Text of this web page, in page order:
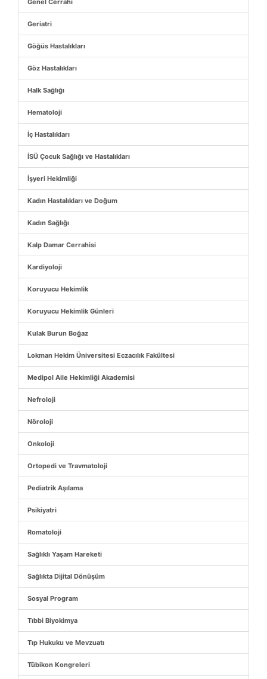
Genel Cerrahi
Geriatri
Göğüs Hastalıkları
Göz Hastalıkları
Halk Sağlığı
Hematoloji
İç Hastalıkları
İSÜ Çocuk Sağlığı ve Hastalıkları
İşyeri Hekimliği
Kadın Hastalıkları ve Doğum
Kadın Sağlığı
Kalp Damar Cerrahisi
Kardiyoloji
Koruyucu Hekimlik
Koruyucu Hekimlik Günleri
Kulak Burun Boğaz
Lokman Hekim Üniversitesi Eczacılık Fakültesi
Medipol Aile Hekimliği Akademisi
Nefroloji
Nöroloji
Onkoloji
Ortopedi ve Travmatoloji
Pediatrik Aşılama
Psikiyatri
Romatoloji
Sağlıklı Yaşam Hareketi
Sağlıkta Dijital Dönüşüm
Sosyal Program
Tıbbi Biyokimya
Tıp Hukuku ve Mevzuatı
Tübikon Kongreleri